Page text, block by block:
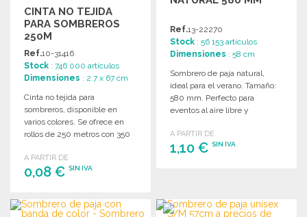
CINTA NO TEJIDA
PARA SOMBREROS
250M
Ref.10-31416
Stock : 746 000 artículos
Dimensiones : 2.7 x 67 cm
Cinta no tejida para
sombreros, disponible en
varios colores. Se ofrece en
rollos de 250 metros con 350
A PARTIR DE
0,08 € SIN IVA
PEDIR
Ref.13-22270
Stock : 56 153 artículos
Dimensiones : 58 cm
Sombrero de paja natural,
ideal para el verano. Tamaño:
580 mm. Perfecto para
eventos al aire libre y
A PARTIR DE
1,10 €SIN IVA
Solicitar un presupuesto